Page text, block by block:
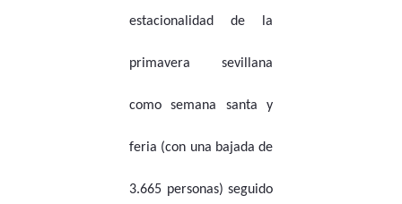
estacionalidad de la
primavera sevillana
como semana santa y
feria (con una bajada de
3.665 personas) seguido